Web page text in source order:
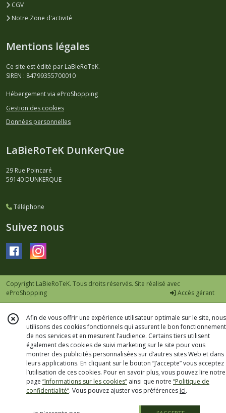
CGV
Notre Zone d'activité
Mentions légales
Ce site est édité par LaBieRoTeK.
SIREN : 84799355700010
Hébergement via eProShopping
Gestion des cookies
Données personnelles
LaBieRoTeK DunKerQue
29 Rue Poincaré
59140 DUNKERQUE
Téléphone
Suivez nous
Copyright LaBieRoTeK. Tous droits réservés. Site réalisé avec
eProShopping
Accès gérant
Afin de vous offrir une expérience utilisateur optimale sur le site, nous
utilisons des cookies fonctionnels qui assurent le bon fonctionnement
de nos services et en mesurent l’audience. Certains tiers utilisent
également des cookies de suivi marketing sur le site pour vous
montrer des publicités personnalisées sur d’autres sites Web et dans
leurs applications. En cliquant sur le bouton “J’accepte” vous acceptez
l’utilisation de ces cookies. Pour en savoir plus, vous pouvez lire notre
page “Informations sur les cookies” ainsi que notre “Politique de
confidentialité“. Vous pouvez ajuster vos préférences ici.